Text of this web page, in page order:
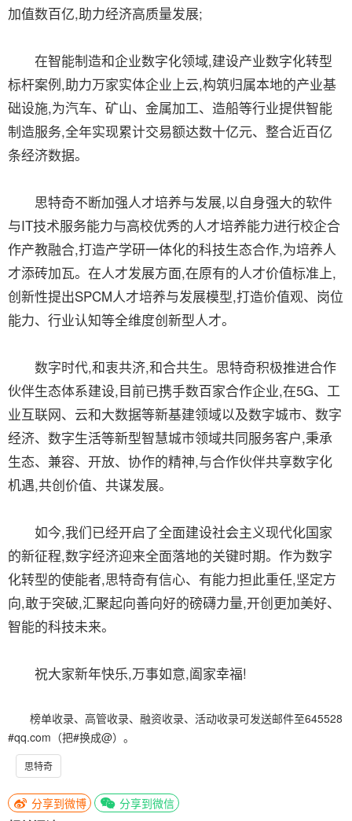
加值数百亿,助力经济高质量发展;
在智能制造和企业数字化领域,建设产业数字化转型
标杆案例,助力万家实体企业上云,构筑归属本地的产业基
础设施,为汽车、矿山、金属加工、造船等行业提供智能
制造服务,全年实现累计交易额达数十亿元、整合近百亿
条经济数据。
思特奇不断加强人才培养与发展,以自身强大的软件
与IT技术服务能力与高校优秀的人才培养能力进行校企合
作产教融合,打造产学研一体化的科技生态合作,为培养人
才添砖加瓦。在人才发展方面,在原有的人才价值标准上,
创新性提出SPCM人才培养与发展模型,打造价值观、岗位
能力、行业认知等全维度创新型人才。
数字时代,和衷共济,和合共生。思特奇积极推进合作
伙伴生态体系建设,目前已携手数百家合作企业,在5G、工
业互联网、云和大数据等新基建领域以及数字城市、数字
经济、数字生活等新型智慧城市领域共同服务客户,秉承
生态、兼容、开放、协作的精神,与合作伙伴共享数字化
机遇,共创价值、共谋发展。
如今,我们已经开启了全面建设社会主义现代化国家
的新征程,数字经济迎来全面落地的关键时期。作为数字
化转型的使能者,思特奇有信心、有能力担此重任,坚定方
向,敢于突破,汇聚起向善向好的磅礴力量,开创更加美好、
智能的科技未来。
祝大家新年快乐,万事如意,阖家幸福!
榜单收录、高管收录、融资收录、活动收录可发送邮件至645528
#qq.com（把#换成@）。
思特奇
分享到微博 分享到微信